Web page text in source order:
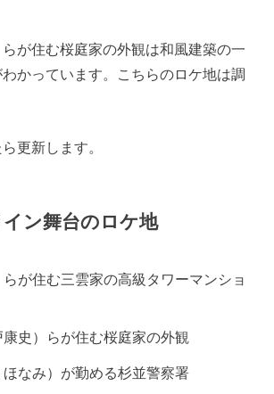
が住む桜庭家の外観は和風建築の一
かっています。こちらのロケ地は調
更新します。
ン舞台のロケ地
が住む三雲家の高級タワーマンショ
史）らが住む桜庭家の外観
なみ）が勤める杉並警察署